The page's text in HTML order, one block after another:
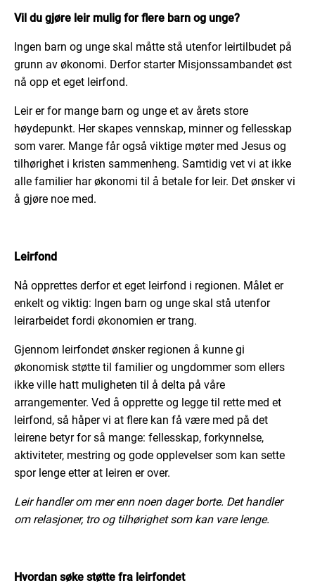
Vil du gjøre leir mulig for flere barn og unge?
Ingen barn og unge skal måtte stå utenfor leirtilbudet på
grunn av økonomi. Derfor starter Misjonssambandet øst
nå opp et eget leirfond.
Leir er for mange barn og unge et av årets store
høydepunkt. Her skapes vennskap, minner og fellesskap
som varer. Mange får også viktige møter med Jesus og
tilhørighet i kristen sammenheng. Samtidig vet vi at ikke
alle familier har økonomi til å betale for leir. Det ønsker vi
å gjøre noe med.
Leirfond
Nå opprettes derfor et eget leirfond i regionen. Målet er
enkelt og viktig: Ingen barn og unge skal stå utenfor
leirarbeidet fordi økonomien er trang.
Gjennom leirfondet ønsker regionen å kunne gi
økonomisk støtte til familier og ungdommer som ellers
ikke ville hatt muligheten til å delta på våre
arrangementer. Ved å opprette og legge til rette med et
leirfond, så håper vi at flere kan få være med på det
leirene betyr for så mange: fellesskap, forkynnelse,
aktiviteter, mestring og gode opplevelser som kan sette
spor lenge etter at leiren er over.
Leir handler om mer enn noen dager borte. Det handler
om relasjoner, tro og tilhørighet som kan vare lenge.
Hvordan søke støtte fra leirfondet